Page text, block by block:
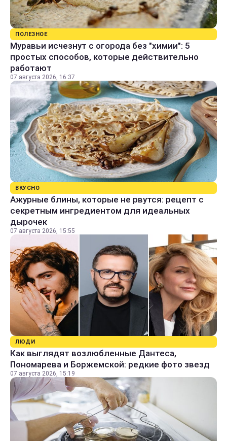
ПОЛЕЗНОЕ
Муравьи исчезнут с огорода без "химии": 5
простых способов, которые действительно
работают
07 августа 2026, 16:37
ВКУСНО
Ажурные блины, которые не рвутся: рецепт с
секретным ингредиентом для идеальных
дырочек
07 августа 2026, 15:55
ЛЮДИ
Как выглядят возлюбленные Дантеса,
Пономарева и Боржемской: редкие фото звезд
07 августа 2026, 15:19